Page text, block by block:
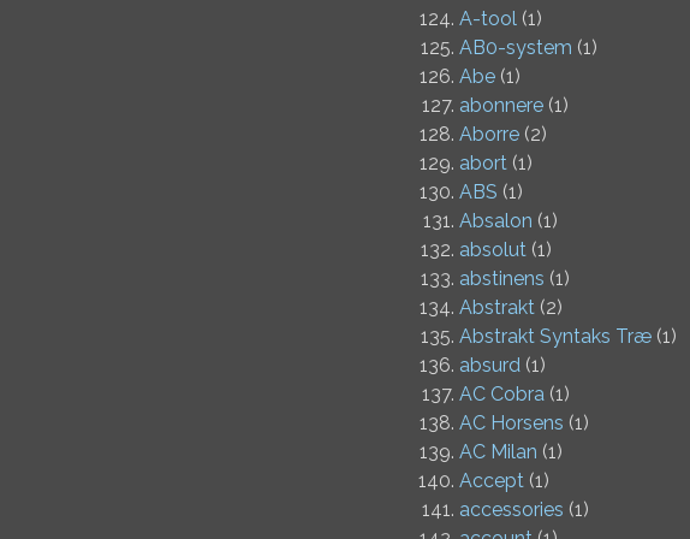
A-tool (1)
AB0-system (1)
Abe (1)
abonnere (1)
Aborre (2)
abort (1)
ABS (1)
Absalon (1)
absolut (1)
abstinens (1)
Abstrakt (2)
Abstrakt Syntaks Træ (1)
absurd (1)
AC Cobra (1)
AC Horsens (1)
AC Milan (1)
Accept (1)
accessories (1)